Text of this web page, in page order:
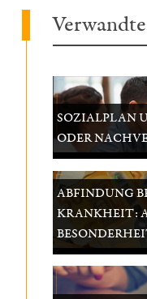
SOZIALPLAN
ODER
ABFINDUNG
KRANKHEIT: